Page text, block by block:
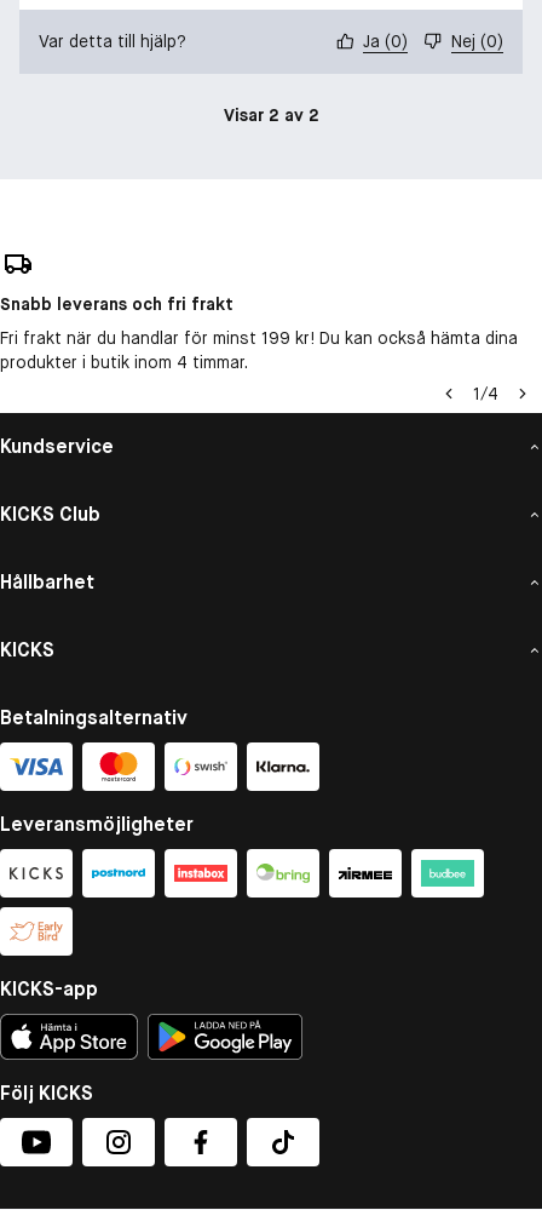
Var detta till hjälp? Ja (0) Nej (0)
Visar 2 av 2
Snabb leverans och fri frakt
Fri frakt när du handlar för minst 199 kr! Du kan också hämta dina
produkter i butik inom 4 timmar.
1/4
Kundservice
KICKS Club
Hållbarhet
KICKS
Betalningsalternativ
Leveransmöjligheter
KICKS-app
Följ KICKS